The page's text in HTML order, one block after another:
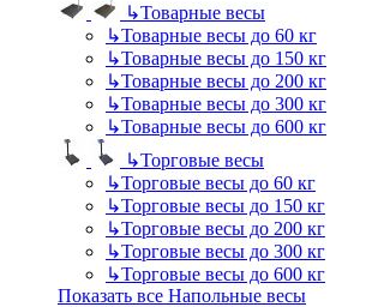
↳Товарные весы
↳Товарные весы до 60 кг
↳Товарные весы до 150 кг
↳Товарные весы до 200 кг
↳Товарные весы до 300 кг
↳Товарные весы до 600 кг
↳Торговые весы
↳Торговые весы до 60 кг
↳Торговые весы до 150 кг
↳Торговые весы до 200 кг
↳Торговые весы до 300 кг
↳Торговые весы до 600 кг
Показать все Напольные весы